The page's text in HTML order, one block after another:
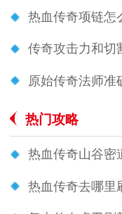
热血传奇项链怎
传奇攻击力和切
原始传奇法师准
热门攻略
热血传奇山谷密
热血传奇去哪里